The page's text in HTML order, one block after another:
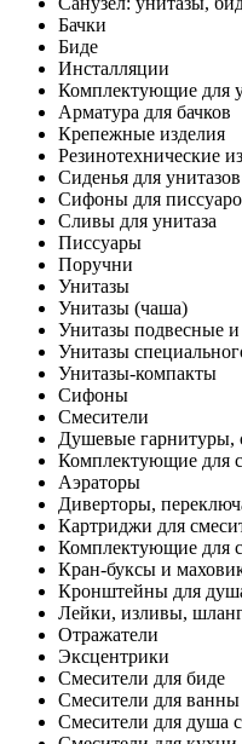
Бачки
Биде
Инсталляции
Комплектующие для
Арматура для бачков
Крепежные изделия
Резинотехнические
Сиденья для унитазов
Сифоны для
Сливы для унитаза
Писсуары
Поручни
Унитазы
Унитазы (чаша)
Унитазы подвесные
Унитазы
Унитазы-компакты
Сифоны
Смесители
Душевые гарнитуры,
Комплектующие для
Аэраторы
Диверторы,
Картриджи для
Комплектующие для
Кран-буксы и
Кронштейны для
Лейки, изливы,
Отражатели
Эксцентрики
Смесители для биде
Смесители для
Смесители для душа